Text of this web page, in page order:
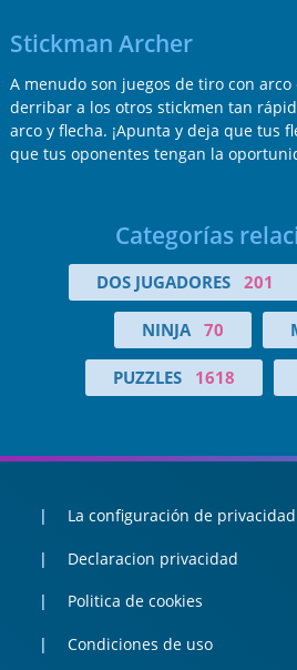
Stickman Archer
A menudo son juegos de tiro con
derribar a los otros stickmen tan
arco y flecha. ¡Apunta y deja que tus
que tus oponentes tengan la
Categorías
DOS JUGADORES 201
NINJA 70
PUZZLES 1618
La configuración de privacidad
Declaracion privacidad
Politica de cookies
Condiciones de uso